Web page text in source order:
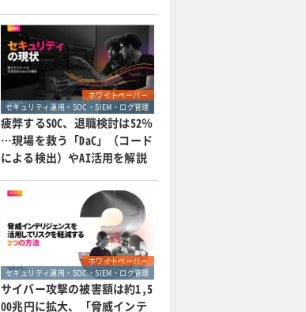
ホワイトペーパー
セキュリティ運用・SOC・SIEM・ログ管理
疲弊するSOC、退職検討は52％
…現場を救う「DaC」（コード
による検出）やAI活用を解説
ホワイトペーパー
セキュリティ運用・SOC・SIEM・ログ管理
サイバー攻撃の被害額は約1,5
00兆円に拡大、「脅威インテ